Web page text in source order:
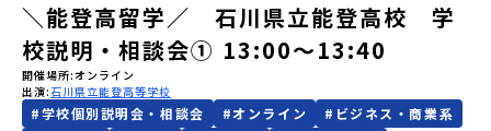
＼能登高留学／ 石川県立能登高校 学
校説明・相談会① 13:00～13:40
開催場所 オンライン
出演 石川県立能登高等学校
#学校個別説明会・相談会 #オンライン # ビジネス・商業系